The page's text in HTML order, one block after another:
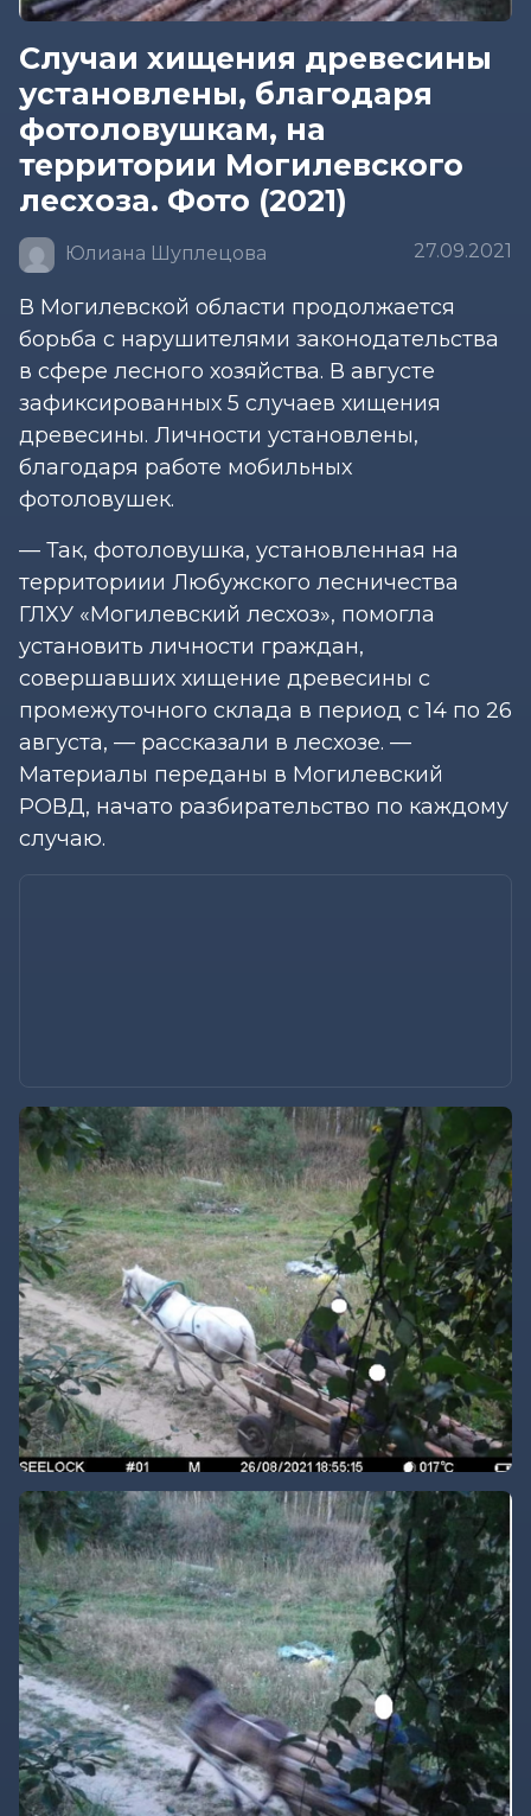
Случаи хищения древесины
установлены, благодаря
фотоловушкам, на
территории Могилевского
лесхоза. Фото (2021)
Юлиана Шуплецова 27.09.2021
В Могилевской области продолжается
борьба с нарушителями законодательства
в сфере лесного хозяйства. В августе
зафиксированных 5 случаев хищения
древесины. Личности установлены,
благодаря работе мобильных
фотоловушек.
— Так, фотоловушка, установленная на
территориии Любужского лесничества
ГЛХУ «Могилевский лесхоз», помогла
установить личности граждан,
совершавших хищение древесины с
промежуточного склада в период с 14 по 26
августа, — рассказали в лесхозе. —
Материалы переданы в Могилевский
РОВД, начато разбирательство по каждому
случаю.